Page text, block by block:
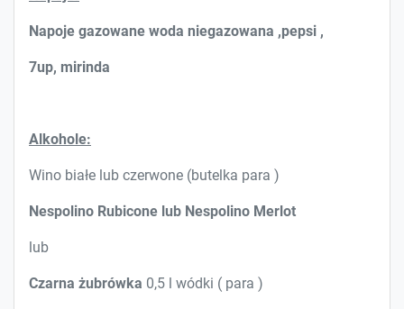
Napoje gazowane woda niegazowana ,pepsi ,
7up, mirinda
Alkohole:
Wino białe lub czerwone (butelka para )
Nespolino Rubicone lub Nespolino Merlot
lub
Czarna żubrówka 0,5 l wódki ( para )